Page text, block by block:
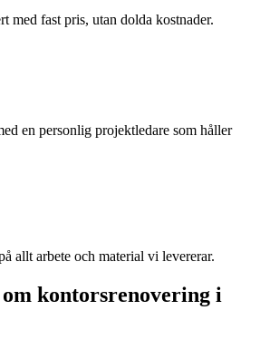
med fast pris, utan dolda kostnader.
en personlig projektledare som håller
allt arbete och material vi levererar.
kontorsrenovering i